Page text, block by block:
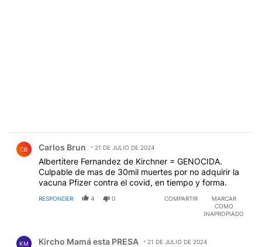
CB Carlos Brun 21 DE JULIO DE 2024
Albertitere Fernandez de Kirchner = GENOCIDA.
Culpable de mas de 30mil muertes por no adquirir la
vacuna Pfizer contra el covid, en tiempo y forma.
RESPONDER 4 0 COMPARTIR
MARCAR
COMO
INAPROPIADO
KM Kircho Mamá esta PRESA 21 DE JULIO DE 2024